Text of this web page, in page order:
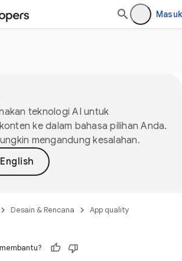
Masuk
teknologi AI untuk
ke dalam bahasa pilihan Anda.
mengandung kesalahan.
Desain & Rencana
App quality